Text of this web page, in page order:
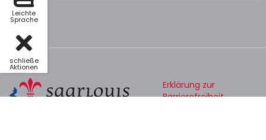
Leichte
Sprache
schließe
Aktionen
Erklärung zur
Barrierefreiheit